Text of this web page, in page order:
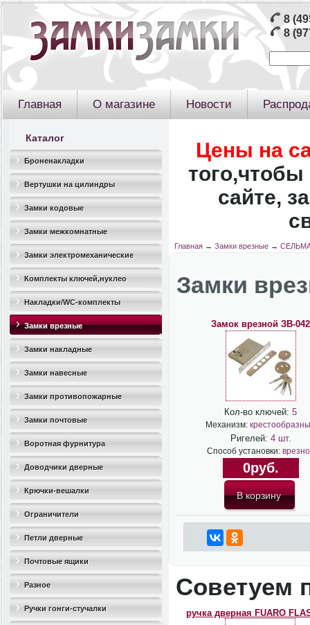
8
8
Главная О магазине Новости
Каталог
Броненакладки
Вертушки на цилиндры
Замки кодовые
Замки межкомнатные
Замки электромеханические
Комплекты ключей,нуклео
Накладки/WC-комплекты
Замки врезные
Замки накладные
Замки навесные
Замки противопожарные
Замки почтовые
Воротная фурнитура
Доводчики дверные
Крючки-вешалки
Ограничители
дверные(стопоры)
Петли дверные
Почтовые ящики
Разное
Ручки гонги-стучалки
Цены на
того,чтобы
сайте,
Главная→ Замки врезные →
Замки
Замок врезной ЗВ-042
Кол-во ключей: 5
Механизм:
Ригелей: 4 шт.
Способ установки:
0руб.
Советуем
ручка дверная FUARO